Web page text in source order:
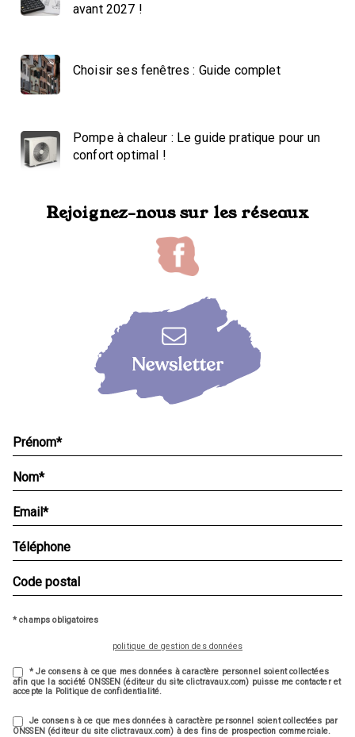
avant 2027 !
Choisir ses fenêtres : Guide complet
Pompe à chaleur : Le guide pratique pour un
confort optimal !
Rejoignez-nous sur les réseaux
* champs obligatoires
politique de gestion des données
* Je consens à ce que mes données à caractère personnel soient collectées
afin que la société ONSSEN (éditeur du site clictravaux.com) puisse me contacter et
accepte la Politique de confidentialité.
Je consens à ce que mes données à caractère personnel soient collectées par
ONSSEN (éditeur du site clictravaux.com) à des fins de prospection commerciale.